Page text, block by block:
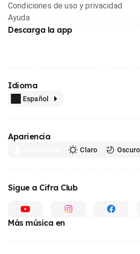
Condiciones de uso y privacidad
Ayuda
Descarga la app
Idioma
Español
Apariencia
Claro Oscuro
Sigue a Cifra Club
Más música en